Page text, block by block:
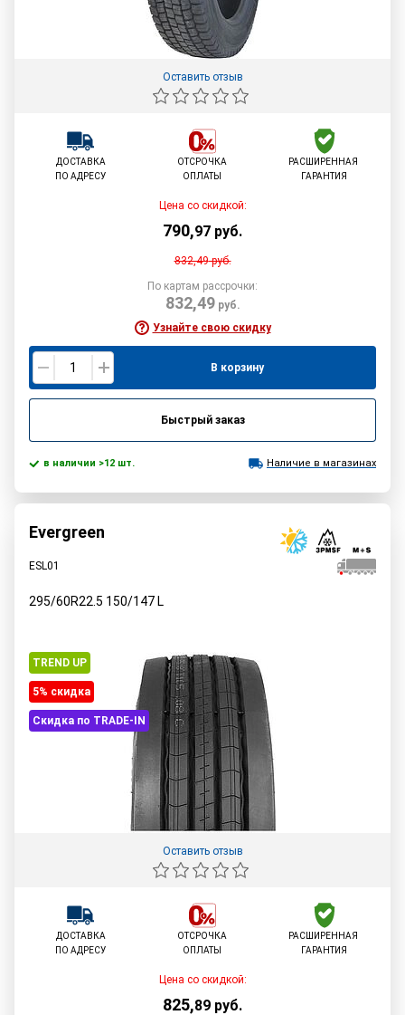
Оставить отзыв
ДОСТАВКА
ПО АДРЕСУ
ОТСРОЧКА
ОПЛАТЫ
РАСШИРЕННАЯ
ГАРАНТИЯ
Цена со скидкой:
790,97 руб.
832,49руб.
По картам рассрочки:
832,49руб.
Узнайте свою скидку
В корзину
Быстрый заказ
в наличии >12 шт. Наличие в магазинах
Evergreen
ESL01
295/60R22.5 150/147 L
TREND UP
5% cкидка
Скидка по TRADE-IN
Оставить отзыв
ДОСТАВКА
ПО АДРЕСУ
ОТСРОЧКА
ОПЛАТЫ
РАСШИРЕННАЯ
ГАРАНТИЯ
Цена со скидкой:
825,89 руб.